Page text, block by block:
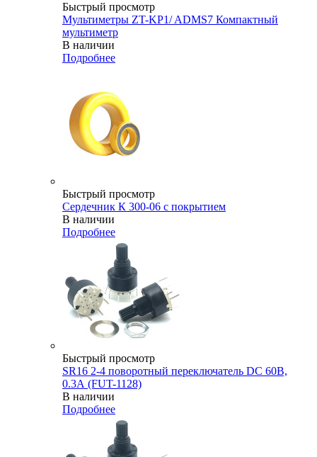
Быстрый просмотр
Мультиметры ZT-KP1/ ADMS7 Компактный
мультиметр
В наличии
Подробнее
Быстрый просмотр
Сердечник К 300-06 с покрытием
В наличии
Подробнее
Быстрый просмотр
SR16 2-4 поворотный переключатель DC 60В,
0.3А (FUT-1128)
В наличии
Подробнее